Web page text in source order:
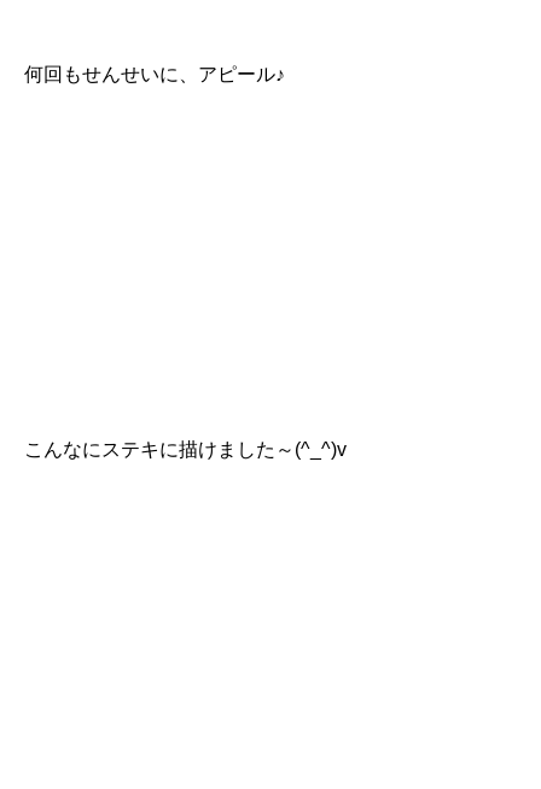
何回もせんせいに、アピール♪
こんなにステキに描けました～(^_^)v